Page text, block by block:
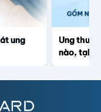
ung
Ung thư
nào, tại